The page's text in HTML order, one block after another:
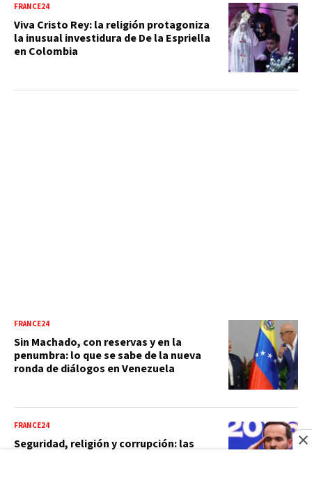
FRANCE24
Viva Cristo Rey: la religión protagoniza
la inusual investidura de De la Espriella
en Colombia
FRANCE24
Sin Machado, con reservas y en la
penumbra: lo que se sabe de la nueva
ronda de diálogos en Venezuela
FRANCE24
Seguridad, religión y corrupción: las